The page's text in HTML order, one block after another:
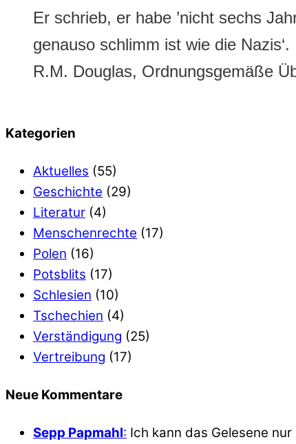
Er schrieb, er habe ’nicht sechs
genauso schlimm ist wie die Nazis‘.
R.M. Douglas, Ordnungsgemäße
Kategorien
Aktuelles (55)
Geschichte (29)
Literatur (4)
Menschenrechte (17)
Polen (16)
Potsblits (17)
Schlesien (10)
Tschechien (4)
Verständigung (25)
Vertreibung (17)
Neue Kommentare
Sepp Papmahl: Ich kann das Gelesene